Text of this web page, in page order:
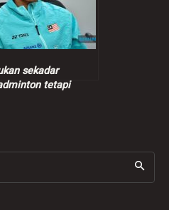
sekadar
tetapi